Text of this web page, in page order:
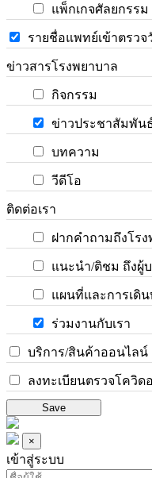
แพ็กเกจศัลยกรรม
รายชื่อแพทย์เข้าตรวจ
ข่าวสารโรงพยาบาล
กิจกรรม
ข่าวประชาสัมพัน
บทความ
วีดีโอ
ติดต่อเรา
ฝากคำถามถึงโรง
แนะนำ/ติชม ถึงผู้
แผนที่และการเดิน
ร่วมงานกับเรา
บริการ/สินค้าออนไลน์
ลงทะเบียนตรวจโควิด
Save
×
เข้าสู่ระบบ